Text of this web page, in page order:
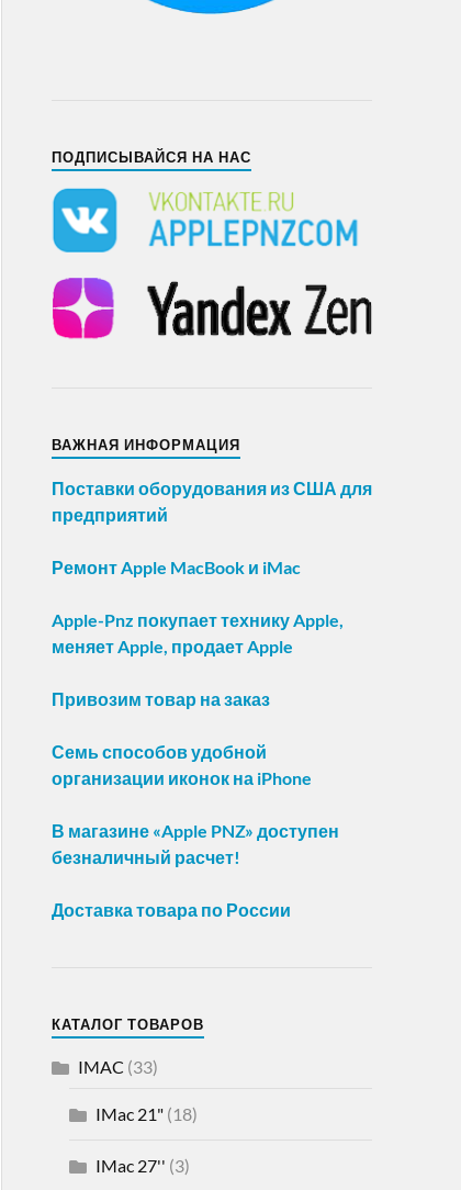
ПОДПИСЫВАЙСЯ НА НАС
ВАЖНАЯ ИНФОРМАЦИЯ
Поставки оборудования из США для
предприятий
Ремонт Apple MacBook и iMac
Apple-Pnz покупает технику Apple,
меняет Apple, продает Apple
Привозим товар на заказ
Семь способов удобной
организации иконок на iPhone
В магазине «Apple PNZ» доступен
безналичный расчет!
Доставка товара по России
КАТАЛОГ ТОВАРОВ
IMAC (33)
IMac 21"(18)
IMac 27'' (3)